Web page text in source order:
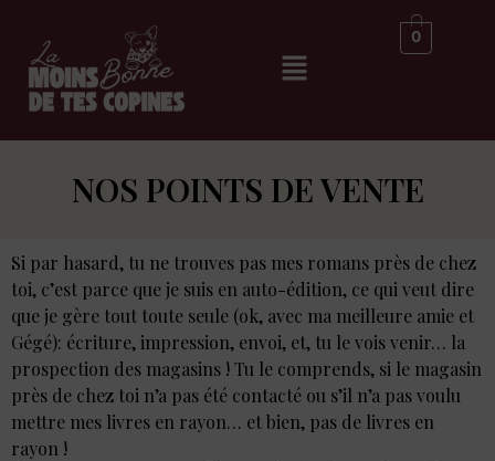
0
NOS POINTS DE VENTE
Si par hasard, tu ne trouves pas mes romans près de chez
toi, c’est parce que je suis en auto-édition, ce qui veut dire
que je gère tout toute seule (ok, avec ma meilleure amie et
Gégé): écriture, impression, envoi, et, tu le vois venir… la
prospection des magasins ! Tu le comprends, si le magasin
près de chez toi n’a pas été contacté ou s’il n’a pas voulu
mettre mes livres en rayon… et bien, pas de livres en
rayon !